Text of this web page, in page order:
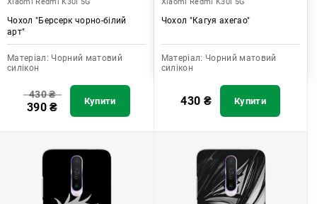
Чохол "Берсерк чорно-білий
арт"
Матеріал: Чорний матовий
силікон
430₴
390₴ Купити
Чохол "Кагуя ахегао"
Матеріал: Чорний матовий
силікон
430 ₴ Купити